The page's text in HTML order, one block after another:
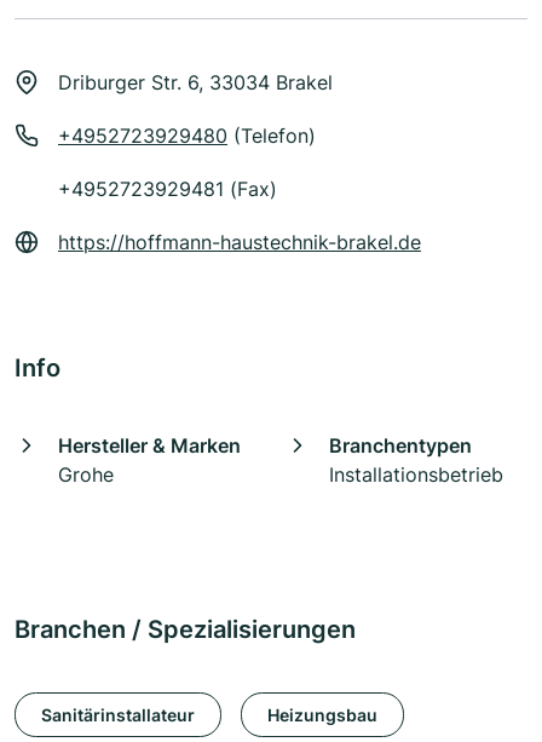
Driburger Str. 6, 33034 Brakel
+4952723929480 (Telefon)
+4952723929481 (Fax)
https://hoffmann-haustechnik-brakel.de
Info
Hersteller & Marken
Grohe
Branchentypen
Installationsbetrieb
Branchen / Spezialisierungen
Sanitärinstallateur Heizungsbau